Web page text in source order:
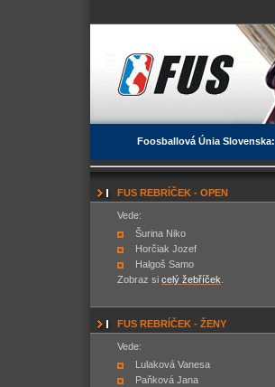
Foosballová Únia Slovenska:
FUS REBRÍČEK - OPEN
Vede:
Šurina Niko
Horčiak Jozef
Halgoš Samo
Zobraz si celý žebříček
FUS REBRÍČEK - ŽENY
Vede:
Lulaková Vanesa
Paňková Jana